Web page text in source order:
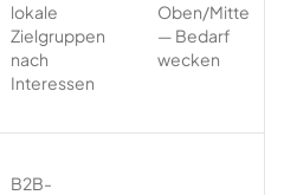
lokale
Zielgruppen
nach
Interessen
Oben/Mitte
— Bedarf
wecken
B2B-